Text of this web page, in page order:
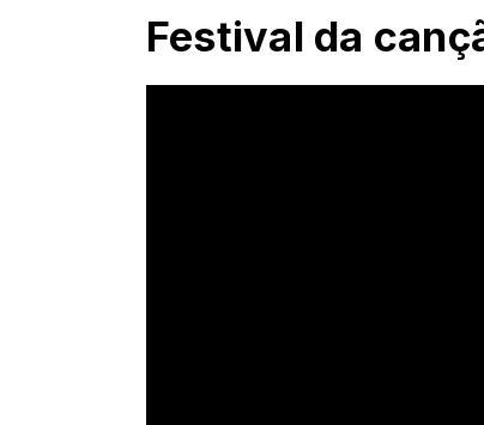
Festival da